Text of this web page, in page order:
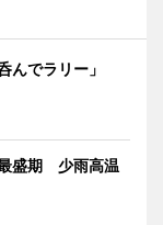
んでラリー」
盛期 少雨高温